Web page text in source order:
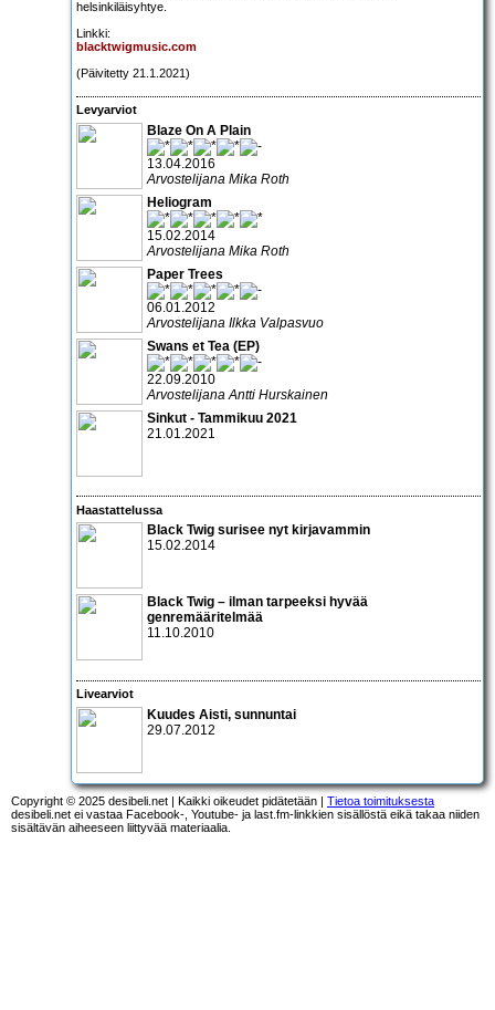
helsinkiläisyhtye.
Linkki:
blacktwigmusic.com
(Päivitetty 21.1.2021)
Levyarviot
Blaze On A Plain
13.04.2016
Arvostelijana Mika Roth
Heliogram
15.02.2014
Arvostelijana Mika Roth
Paper Trees
06.01.2012
Arvostelijana Ilkka Valpasvuo
Swans et Tea (EP)
22.09.2010
Arvostelijana Antti Hurskainen
Sinkut - Tammikuu 2021
21.01.2021
Haastattelussa
Black Twig surisee nyt kirjavammin
15.02.2014
Black Twig – ilman tarpeeksi hyvää
genremääritelmää
11.10.2010
Livearviot
Kuudes Aisti, sunnuntai
29.07.2012
Copyright © 2025 desibeli.net | Kaikki oikeudet pidätetään | Tietoa toimituksesta
desibeli.net ei vastaa Facebook-, Youtube- ja last.fm-linkkien sisällöstä eikä takaa niiden
sisältävän aiheeseen liittyvää materiaalia.